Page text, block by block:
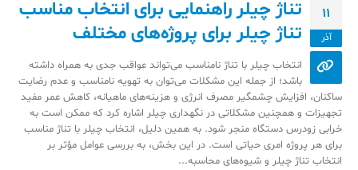
11
آذر
تناژ چیلر راهنمایی برای انتخاب مناسب
تناژ چیلر برای پروژه‌های مختلف
انتخاب چیلر با تناژ نامناسب می‌تواند عواقب جدی به همراه داشته
باشد؛ از جمله این مشکلات می‌توان به تهویه نامناسب و عدم رضایت
ساکنان، افزایش چشمگیر مصرف انرژی و هزینه‌های ماهیانه، کاهش عمر مفید
تجهیزات و همچنین مشکلاتی در نگهداری چیلر اشاره کرد که ممکن است به
خرابی زودرس دستگاه منجر شود. به همین دلیل، انتخاب چیلر با تناژ مناسب
برای هر پروژه امری حیاتی است. در این بخش، به بررسی عوامل مؤثر بر
انتخاب تناژ چیلر و شیوه‌های محاسبه...